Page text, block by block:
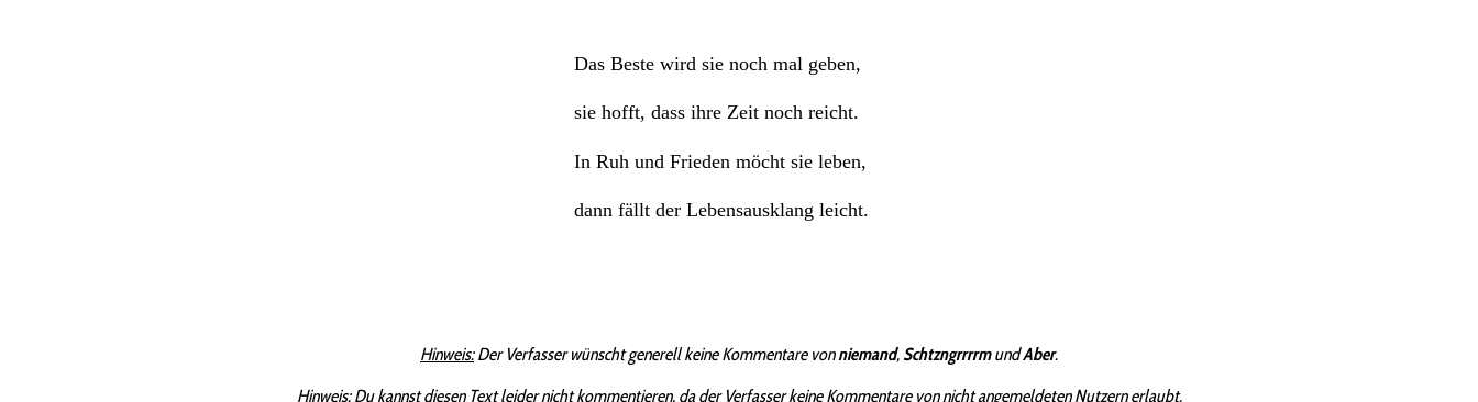
Das Beste wird sie noch mal geben,
sie hofft, dass ihre Zeit noch reicht.
In Ruh und Frieden möcht sie leben,
dann fällt der Lebensausklang leicht.
Hinweis:Der Verfasser wünscht generell keine Kommentare vonniemand, SchtzngrrrrmundAber.
Hinweis:Du kannst diesen Text leider nicht kommentieren, da der Verfasser keine Kommentare von nicht angemeldeten Nutzern erlaubt.